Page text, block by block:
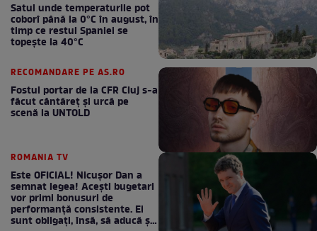
Satul unde temperaturile pot
coborî până la 0°C în august, în
timp ce restul Spaniei se
topește la 40°C
RECOMANDARE PE AS.RO
Fostul portar de la CFR Cluj s-a
făcut cântăreţ şi urcă pe
scenă la UNTOLD
ROMANIA TV
Este OFICIAL! Nicușor Dan a
semnat legea! Acești bugetari
vor primi bonusuri de
performanță consistente. Ei
sunt obligați, însă, să aducă și